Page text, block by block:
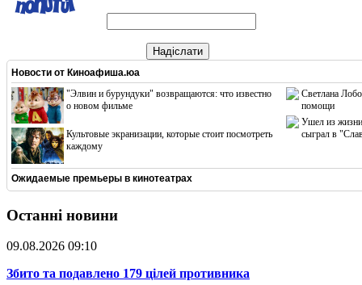
Надіслати
Новости от Киноафиша.юа
"Элвин и бурундуки" возвращаются: что известно
о новом фильме
Культовые экранизации, которые стоит посмотреть
каждому
Светлана
помощи
Ушел из жизни
сыграл в
Ожидаемые премьеры в кинотеатрах
Останні новини
09.08.2026 09:10
​Збито та подавлено 179 цілей противника